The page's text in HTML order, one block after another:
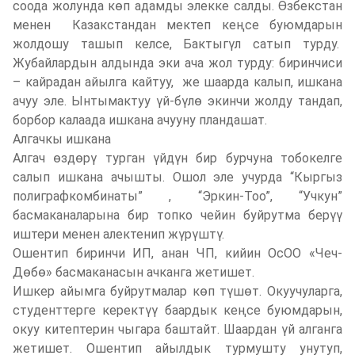
соода жолунда көп адамды элекке салды. Өзбекстан
менен Казакстандан мектеп кеңсе буюмдарын
жолдошу ташып келсе, Бактыгүл сатып турду.
Жубайлардын алдында эки ача жол турду: биринчиси
– кайрадан айылга кайтуу, же шаарда калып, ишкана
ачуу эле. Ынтымактуу үй-бүлө экинчи жолду тандап,
борбор калаада ишкана ачууну пландашат.
Алгачкы ишкана
Алгач өздөрү турган үйдүн бир бурчуна тобокелге
салып ишкана ачышты. Ошол эле учурда “Кыргыз
полиграфкомбинаты” , “Эркин-Тоо”, “Учкун”
басмаканаларына бир топко чейин буйрутма берүү
иштери менен алектенип жүрүштү.
Ошентип биринчи ИП, анан ЧП, кийин ОсОО «Чеч-
Дөбө» басмаканасын ачканга жетишет.
Ишкер айымга буйрутмалар көп түшөт. Окуучуларга,
студенттерге керектүү баардык кеңсе буюмдарын,
окуу китептерин чыгара баштайт. Шаардан үй алганга
жетишет. Ошентип айылдык турмушту унутуп,